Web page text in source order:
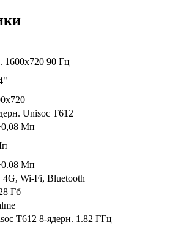
1600x720 90 Гц
Unisoc T612
Мп
Мп
4G, Wi-Fi, Bluetooth
Гб
T612 8-ядерн. 1.82 ГГц